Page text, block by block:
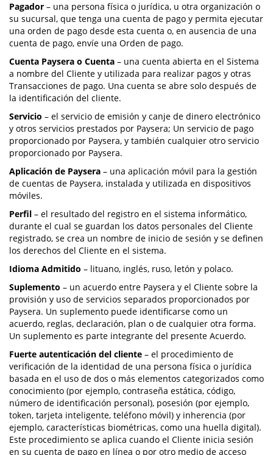
Pagador – una persona física o jurídica, u otra organización o
su sucursal, que tenga una cuenta de pago y permita ejecutar
una orden de pago desde esta cuenta o, en ausencia de una
cuenta de pago, envíe una Orden de pago.
Cuenta Paysera o Cuenta – una cuenta abierta en el Sistema
a nombre del Cliente y utilizada para realizar pagos y otras
Transacciones de pago. Una cuenta se abre solo después de
la identificación del cliente.
Servicio – el servicio de emisión y canje de dinero electrónico
y otros servicios prestados por Paysera; Un servicio de pago
proporcionado por Paysera, y también cualquier otro servicio
proporcionado por Paysera.
Aplicación de Paysera – una aplicación móvil para la gestión
de cuentas de Paysera, instalada y utilizada en dispositivos
móviles.
Perfil – el resultado del registro en el sistema informático,
durante el cual se guardan los datos personales del Cliente
registrado, se crea un nombre de inicio de sesión y se definen
los derechos del Cliente en el sistema.
Idioma Admitido – lituano, inglés, ruso, letón y polaco.
Suplemento – un acuerdo entre Paysera y el Cliente sobre la
provisión y uso de servicios separados proporcionados por
Paysera. Un suplemento puede identificarse como un
acuerdo, reglas, declaración, plan o de cualquier otra forma.
Un suplemento es parte integrante del presente Acuerdo.
Fuerte autenticación del cliente – el procedimiento de
verificación de la identidad de una persona física o jurídica
basada en el uso de dos o más elementos categorizados como
conocimiento (por ejemplo, contraseña estática, código,
número de identificación personal), posesión (por ejemplo,
token, tarjeta inteligente, teléfono móvil) y inherencia (por
ejemplo, características biométricas, como una huella digital).
Este procedimiento se aplica cuando el Cliente inicia sesión
en su cuenta de pago en línea o por otro medio de acceso